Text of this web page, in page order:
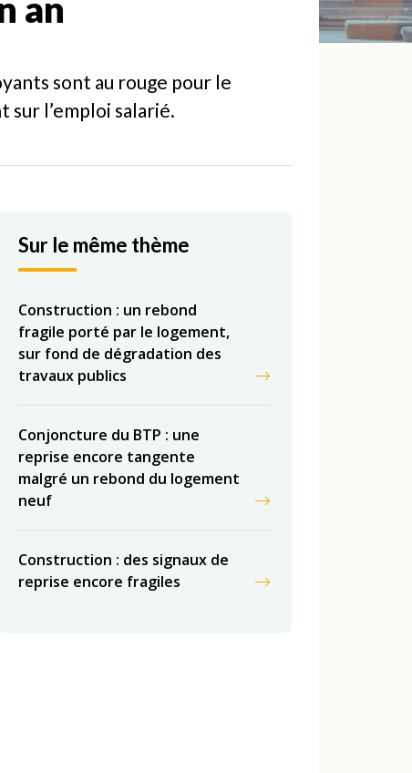
an
sont au rouge pour le
l’emploi salarié.
Sur le même thème
Construction : un rebond
fragile porté par le logement,
sur fond de dégradation des
travaux publics
Conjoncture du BTP : une
reprise encore tangente
malgré un rebond du logement
neuf
Construction : des signaux de
reprise encore fragiles